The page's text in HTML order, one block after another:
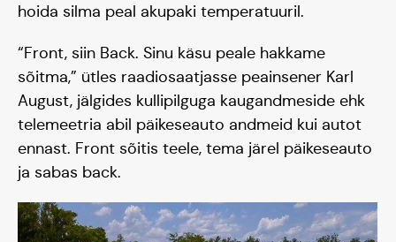
hoida silma peal akupaki temperatuuril.
“Front, siin Back. Sinu käsu peale hakkame
sõitma,” ütles raadiosaatjasse peainsener Karl
August, jälgides kullipilguga kaugandmeside ehk
telemeetria abil päikeseauto andmeid kui autot
ennast. Front sõitis teele, tema järel päikeseauto
ja sabas back.